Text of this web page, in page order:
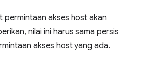
permintaan akses host akan
nilai ini harus sama persis
akses host yang ada.